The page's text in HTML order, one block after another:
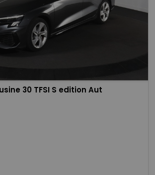
30 TFSI S edition Aut